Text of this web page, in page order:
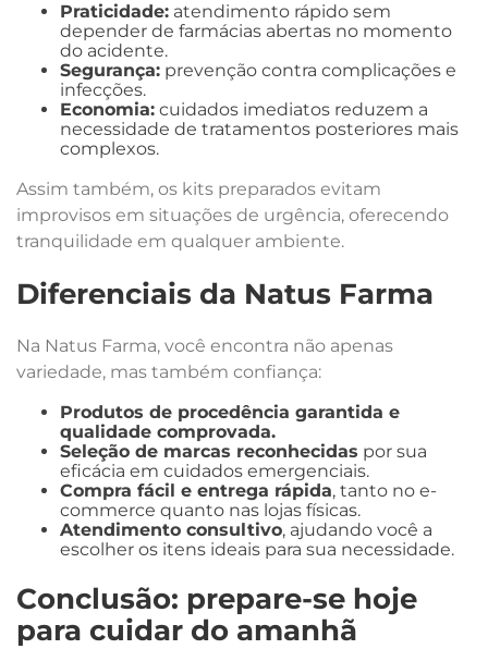
Praticidade: atendimento rápido sem
depender de farmácias abertas no momento
do acidente.
Segurança: prevenção contra complicações e
infecções.
Economia: cuidados imediatos reduzem a
necessidade de tratamentos posteriores mais
complexos.
Assim também, os kits preparados evitam
improvisos em situações de urgência, oferecendo
tranquilidade em qualquer ambiente.
Diferenciais da Natus Farma
Na Natus Farma, você encontra não apenas
variedade, mas também confiança:
Produtos de procedência garantida e
qualidade comprovada.
Seleção de marcas reconhecidas por sua
eficácia em cuidados emergenciais.
Compra fácil e entrega rápida, tanto no e-
commerce quanto nas lojas físicas.
Atendimento consultivo, ajudando você a
escolher os itens ideais para sua necessidade.
Conclusão: prepare-se hoje
para cuidar do amanhã